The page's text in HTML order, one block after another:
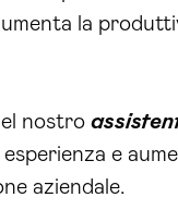
la
nostro
e
aziendale.